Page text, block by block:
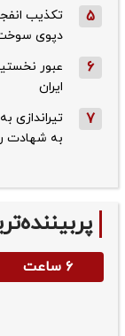
5
تکذیب
دپوی
6
عبور
ایران
7
تیراندازی
به شهادت
۶ ساعت